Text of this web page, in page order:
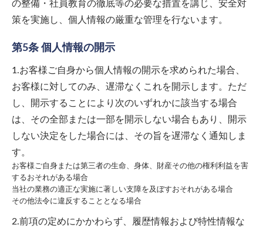
の整備・社員教育の徹底等の必要な措置を講じ、安全対
策を実施し、個人情報の厳重な管理を行ないます。
第5条 個人情報の開示
1.お客様ご自身から個人情報の開示を求められた場合、
お客様に対してのみ、遅滞なくこれを開示します。ただ
し、開示することにより次のいずれかに該当する場合
は、その全部または一部を開示しない場合もあり、開示
しない決定をした場合には、その旨を遅滞なく通知しま
す。
お客様ご自身または第三者の生命、身体、財産その他の権利利益を害
するおそれがある場合
当社の業務の適正な実施に著しい支障を及ぼすおそれがある場合
その他法令に違反することとなる場合
2.前項の定めにかかわらず、履歴情報および特性情報な